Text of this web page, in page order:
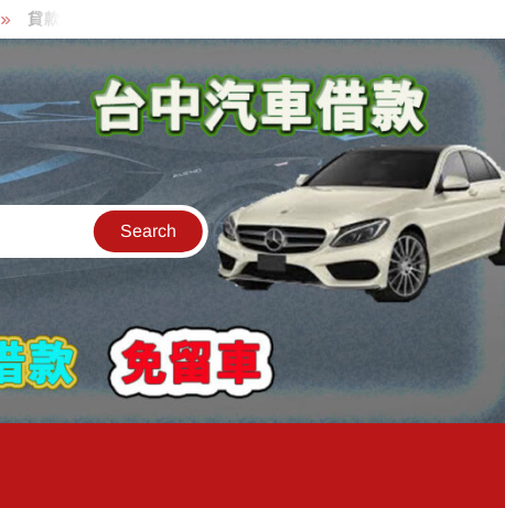
貸款中的中古機車可以借款嗎?機車可以騎走嗎?